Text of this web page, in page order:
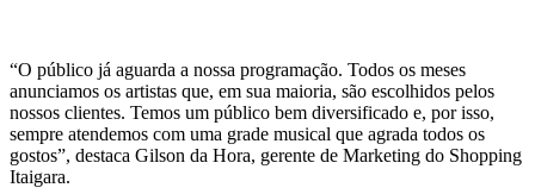
“O público já aguarda a nossa programação. Todos os meses
anunciamos os artistas que, em sua maioria, são escolhidos pelos
nossos clientes. Temos um público bem diversificado e, por isso,
sempre atendemos com uma grade musical que agrada todos os
gostos”, destaca Gilson da Hora, gerente de Marketing do Shopping
Itaigara.